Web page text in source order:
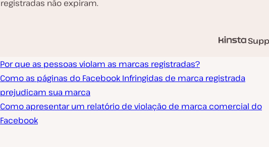
registradas não expiram.
Por que as pessoas violam as marcas registradas?
Como as páginas do Facebook Infringidas de marca registrada
prejudicam sua marca
Como apresentar um relatório de violação de marca comercial do
Facebook